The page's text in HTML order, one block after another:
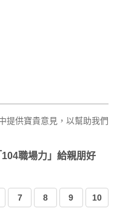
提供寶貴意見，以幫助我們
職場力」給親朋好
7 8 9 10